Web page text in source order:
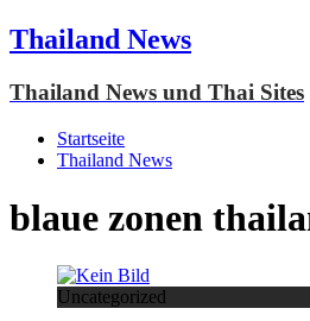
Thailand News
Thailand News und Thai Sites
Startseite
Thailand News
blaue zonen
Uncategorized